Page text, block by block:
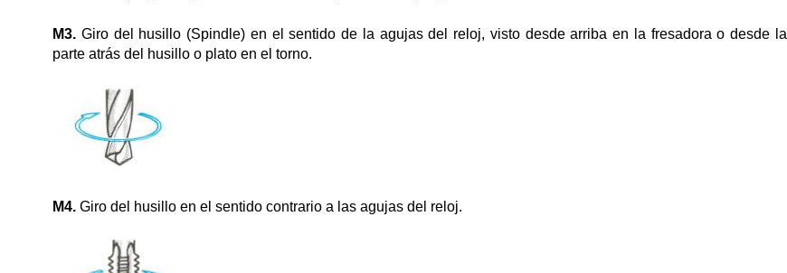
M3. Giro del husillo (Spindle) en el sentido de la agujas del reloj, visto desde arriba en la fresadora o desde la
parte atrás del husillo o plato en el torno.
M4. Giro del husillo en el sentido contrario a las agujas del reloj.